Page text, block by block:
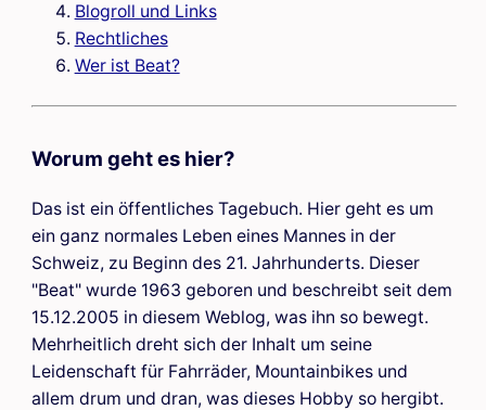
Blogroll und Links
Rechtliches
Wer ist Beat?
Worum geht es hier?
Das ist ein öffentliches Tagebuch. Hier geht es um
ein ganz normales Leben eines Mannes in der
Schweiz, zu Beginn des 21. Jahrhunderts. Dieser
"Beat" wurde 1963 geboren und beschreibt seit dem
15.12.2005 in diesem Weblog, was ihn so bewegt.
Mehrheitlich dreht sich der Inhalt um seine
Leidenschaft für Fahrräder, Mountainbikes und
allem drum und dran, was dieses Hobby so hergibt.